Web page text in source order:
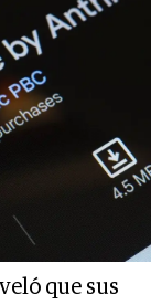
que sus